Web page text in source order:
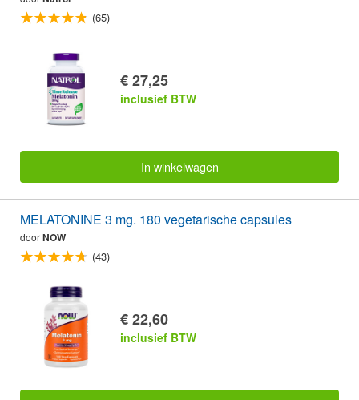
(65)
€ 27,25
inclusief BTW
In winkelwagen
MELATONINE 3 mg. 180 vegetarische capsules
doorNOW
(43)
€ 22,60
inclusief BTW